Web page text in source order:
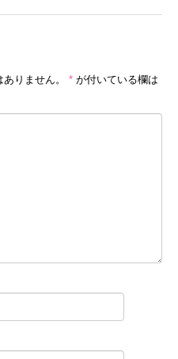
りません。 * が付いている欄は